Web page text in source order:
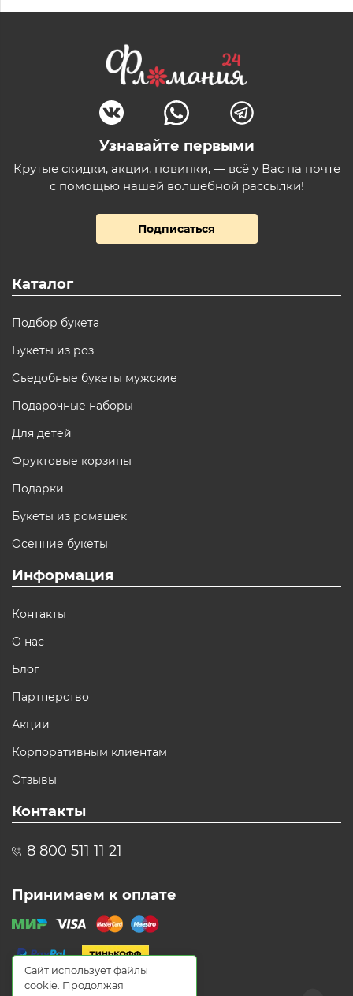
Узнавайте первыми
Крутые скидки, акции, новинки, — всё у Вас на почте
с помощью нашей волшебной рассылки!
Подписаться
Каталог
Подбор букета
Букеты из роз
Съедобные букеты мужские
Подарочные наборы
Для детей
Фруктовые корзины
Подарки
Букеты из ромашек
Осенние букеты
Информация
Контакты
О нас
Блог
Партнерство
Акции
Корпоративным клиентам
Отзывы
Контакты
8 800 511 11 21
Принимаем к оплате
Сайт использует файлы
cookie. Продолжая